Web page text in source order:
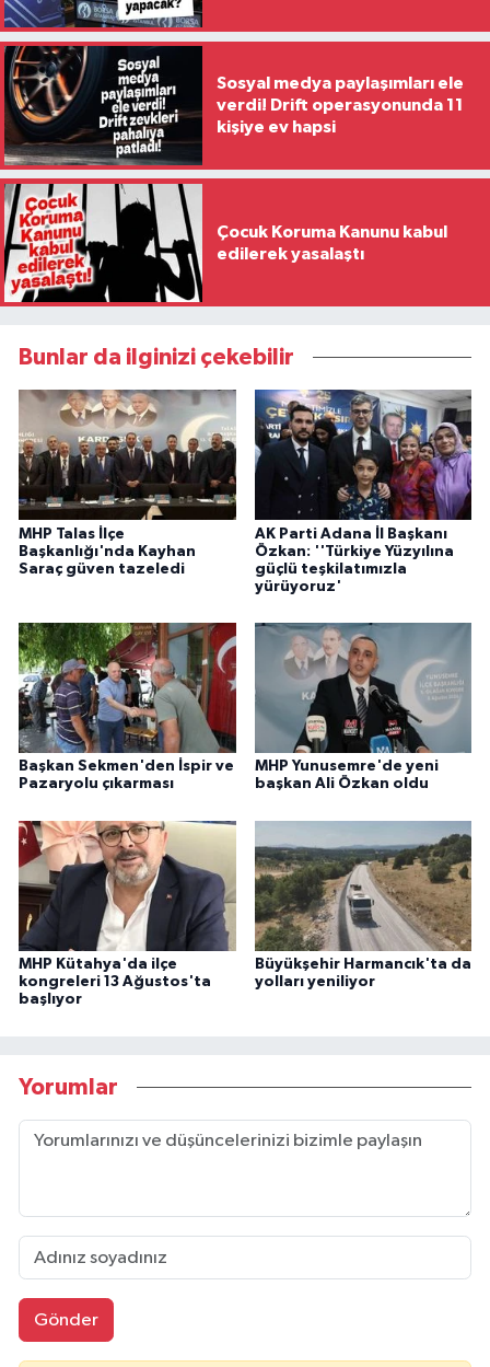
Sosyal medya paylaşımları ele
verdi! Drift operasyonunda 11
kişiye ev hapsi
Çocuk Koruma Kanunu kabul
edilerek yasalaştı
Bunlar da ilginizi çekebilir
MHP Talas İlçe
Başkanlığı'nda Kayhan
Saraç güven tazeledi
AK Parti Adana İl Başkanı
Özkan: ''Türkiye Yüzyılına
güçlü teşkilatımızla
yürüyoruz'
Başkan Sekmen'den İspir ve
Pazaryolu çıkarması
MHP Yunusemre'de yeni
başkan Ali Özkan oldu
MHP Kütahya'da ilçe
kongreleri 13 Ağustos'ta
başlıyor
Büyükşehir Harmancık'ta da
yolları yeniliyor
Yorumlar
Gönder